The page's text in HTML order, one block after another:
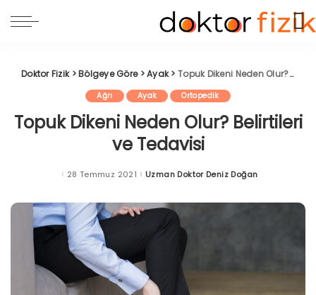
Doktor Fizik>Bölgeye Göre>Ayak>Topuk Dikeni Neden Olur? Belirtileri ve Tedavisi
Ağrı Ayak Ortopedik
Topuk Dikeni Neden Olur? Belirtileri
ve Tedavisi
28 Temmuz 2021 Posted
Uzman Doktor Deniz Doğan